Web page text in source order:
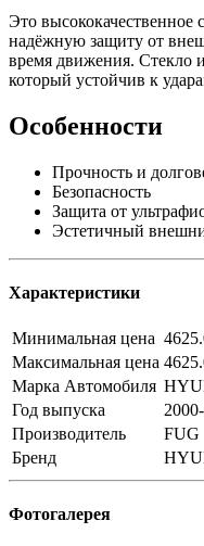
Это высококачественное
надёжную защиту от
время движения. Стекло
который устойчив к
Особенности
Прочность и
Безопасность
Защита от
Эстетичный
Характеристики
Минимальная цена
Максимальная цена
Марка Автомобиля
Год выпуска
Производитель
FUG
Бренд
Фотогалерея